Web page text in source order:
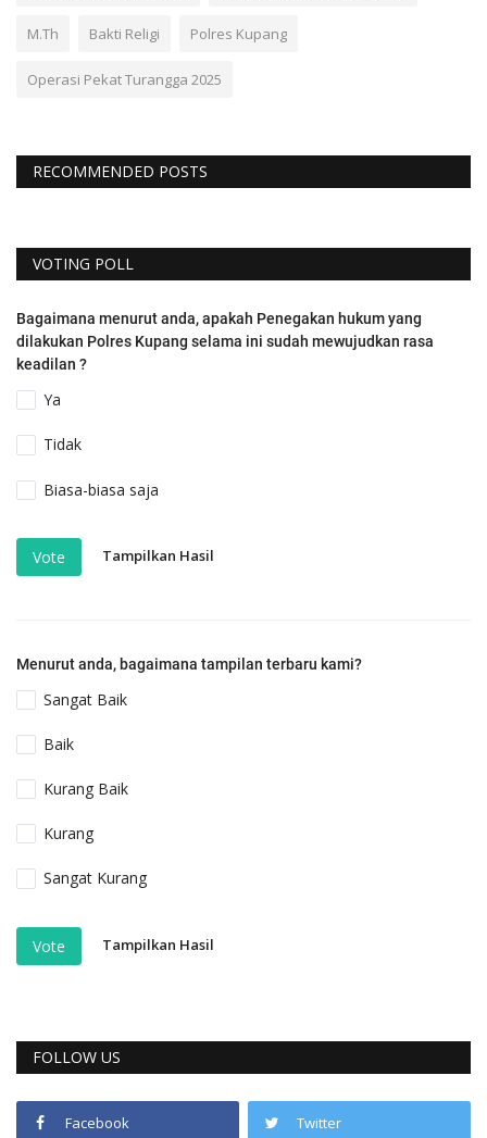
M.Th Bakti Religi Polres Kupang
Operasi Pekat Turangga 2025
RECOMMENDED POSTS
VOTING POLL
Bagaimana menurut anda, apakah Penegakan hukum yang
dilakukan Polres Kupang selama ini sudah mewujudkan rasa
keadilan ?
Ya
Tidak
Biasa-biasa saja
Vote Tampilkan Hasil
Menurut anda, bagaimana tampilan terbaru kami?
Sangat Baik
Baik
Kurang Baik
Kurang
Sangat Kurang
Vote Tampilkan Hasil
FOLLOW US
Facebook Twitter